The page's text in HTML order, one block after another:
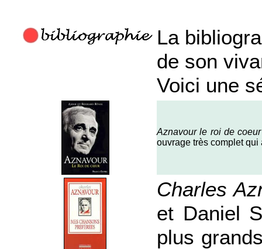
La
de son
Voici une
Aznavour le roi de coeur
ouvrage très complet
Charles
et Daniel
plus